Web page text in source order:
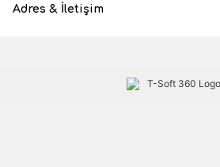
Adres & İletişim